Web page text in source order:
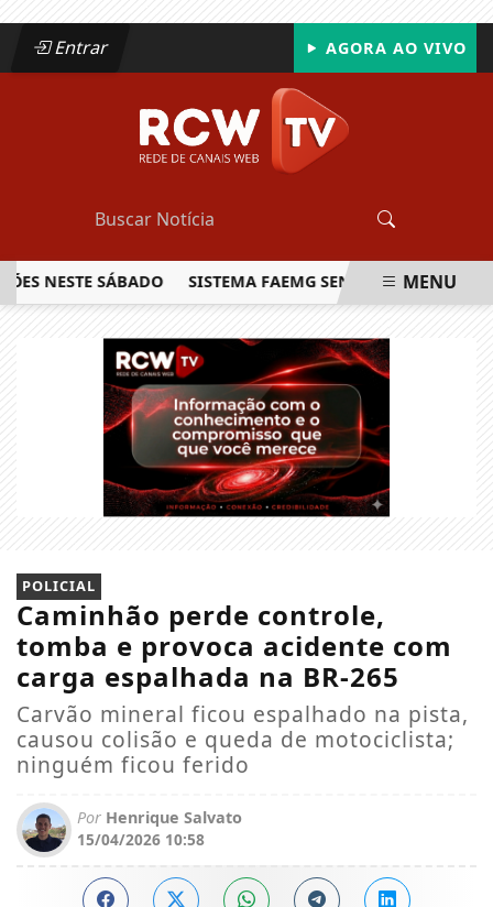
Entrar AGORA AO VIVO
SÁBADO SISTEMA FAEMG SENAR LANÇA OMENU
POLICIAL
Caminhão perde controle,
tomba e provoca acidente com
carga espalhada na BR-265
Carvão mineral ficou espalhado na pista,
causou colisão e queda de motociclista;
ninguém ficou ferido
Por Henrique Salvato
15/04/2026 10:58